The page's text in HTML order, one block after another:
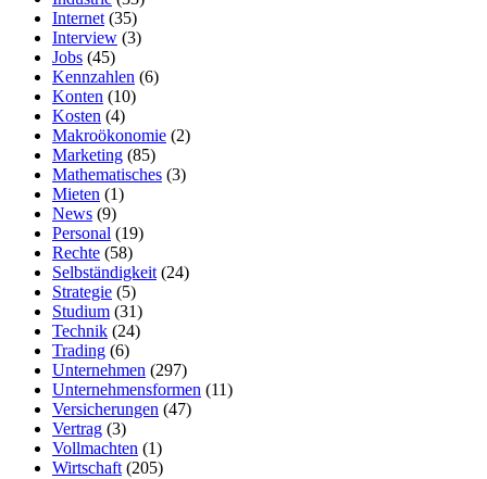
Internet (35)
Interview (3)
Jobs (45)
Kennzahlen (6)
Konten (10)
Kosten (4)
Makroökonomie (2)
Marketing (85)
Mathematisches (3)
Mieten (1)
News (9)
Personal (19)
Rechte (58)
Selbständigkeit (24)
Strategie (5)
Studium (31)
Technik (24)
Trading (6)
Unternehmen (297)
Unternehmensformen (11)
Versicherungen (47)
Vertrag (3)
Vollmachten (1)
Wirtschaft (205)